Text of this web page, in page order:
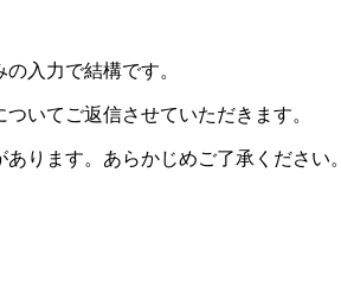
入力で結構です。
いてご返信させていただきます。
ります。あらかじめご了承ください。